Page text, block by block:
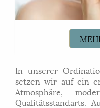
In unserer
setzen wir auf ein
Atmosphäre,
Qualitätsstandarts.